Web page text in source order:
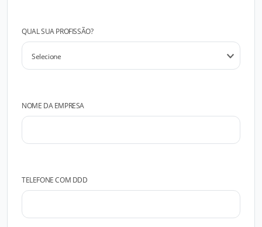
QUAL SUA PROFISSÃO?
NOME DA EMPRESA
TELEFONE COM DDD